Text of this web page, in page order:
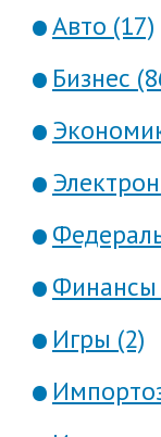
Авто (17)
Бизнес
Финансы
Игры (2)